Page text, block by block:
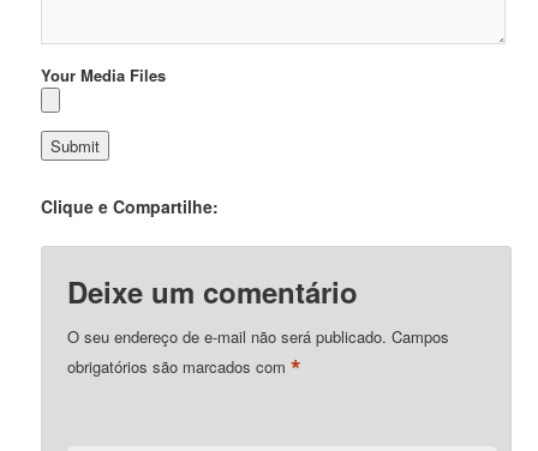
Your Media Files
Clique e Compartilhe:
Deixe um comentário
O seu endereço de e-mail não será publicado. Campos
obrigatórios são marcados com*